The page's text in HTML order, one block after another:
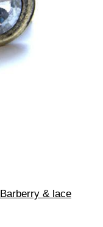
Barberry & lace